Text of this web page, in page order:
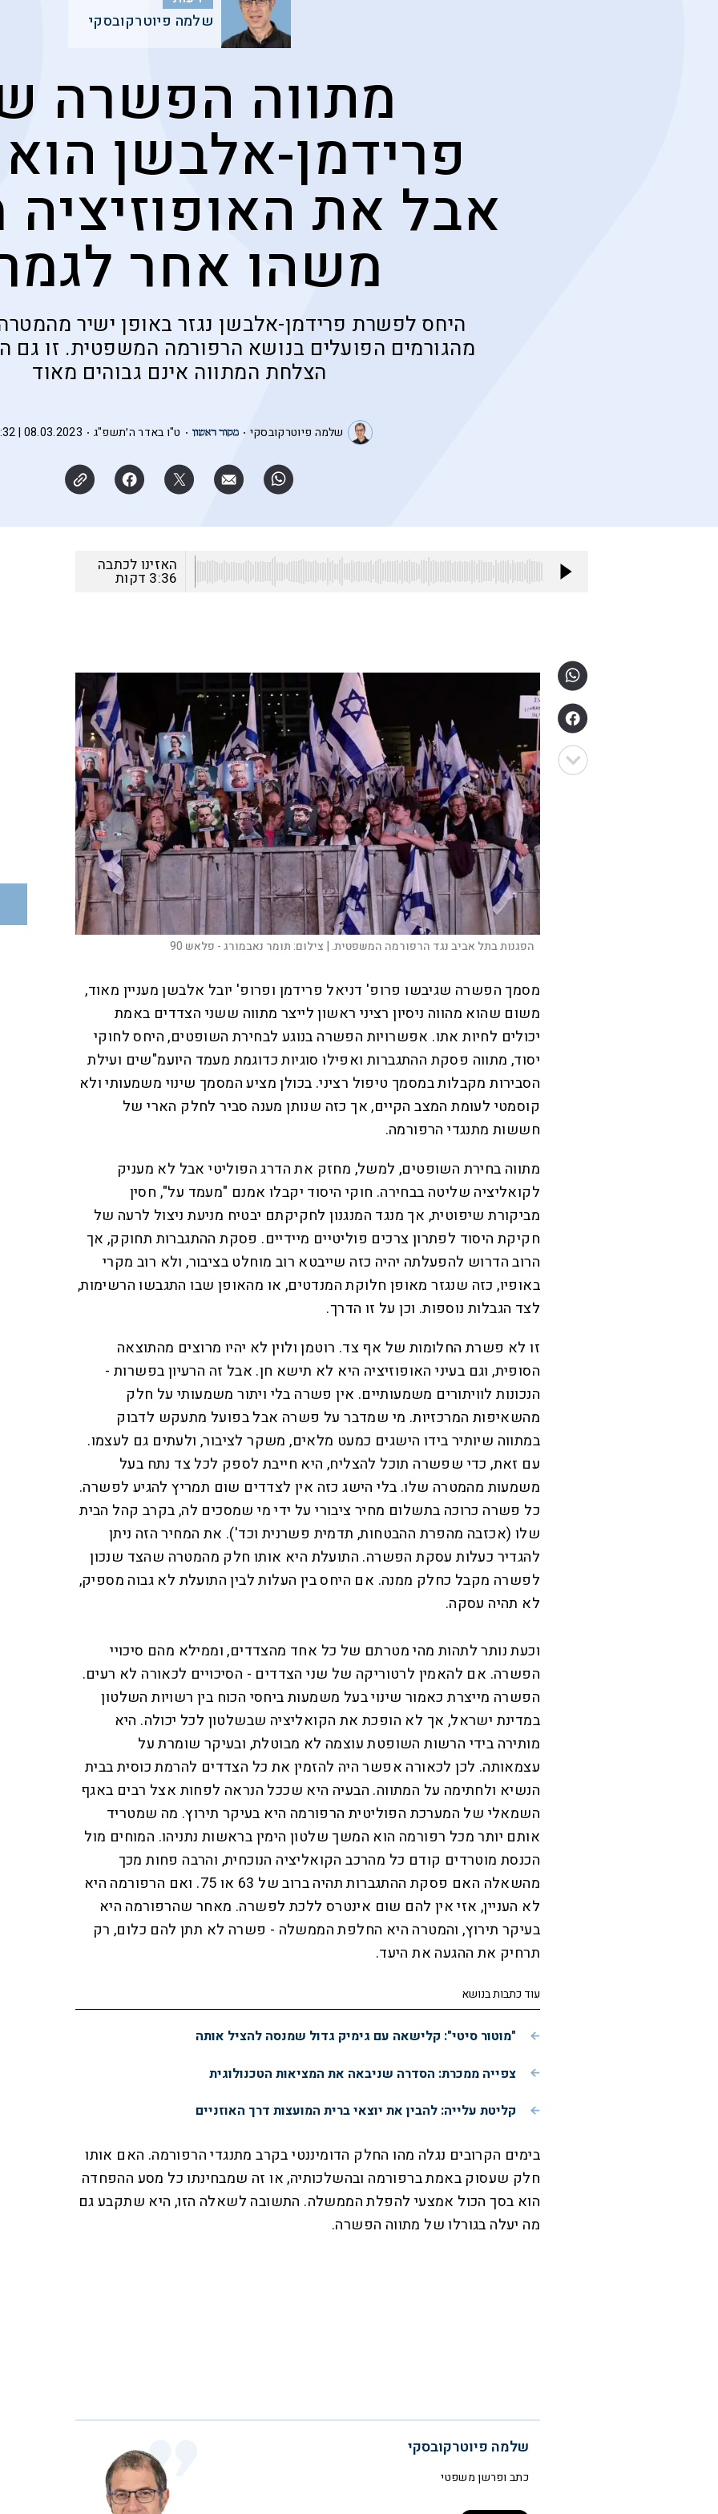
שלמה פיוטרקובסקי
מתווה הפשרה
פרידמן-אלבשן
אבל את האופוזיציה
משהו אחר
היחס לפשרת פרידמן-אלבשן נגזר באופן ישיר
מהגורמים הפועלים בנושא הרפורמה המשפטית. זו גם
הצלחת המתווה אינם גבוהים מאוד
שלמה פיוטרקובסקי ט"ו באדר ה׳תשפ"ג 08.03.2023 | 06:32
האזינו לכתבה
3:36 דקות
הפגנות בתל אביב נגד הרפורמה המשפטית. | צילום:תומר נאבמורג - פלאש 90
מסמך הפשרה שגיבשו פרופ' דניאל פרידמן ופרופ' יובל אלבשן מעניין מאוד,
משום שהוא מהווה ניסיון רציני ראשון לייצר מתווה ששני הצדדים באמת
יכולים לחיות אתו. אפשרויות הפשרה בנוגע לבחירת השופטים, היחס לחוקי
יסוד, מתווה פסקת ההתגברות ואפילו סוגיות כדוגמת מעמד היועמ"שים ועילת
הסבירות מקבלות במסמך טיפול רציני. בכולן מציע המסמך שינוי משמעותי ולא
קוסמטי לעומת המצב הקיים, אך כזה שנותן מענה סביר לחלק הארי של
חששות מתנגדי הרפורמה.
מתווה בחירת השופטים, למשל, מחזק את הדרג הפוליטי אבל לא מעניק
לקואליציה שליטה בבחירה. חוקי היסוד יקבלו אמנם "מעמד על", חסין
מביקורת שיפוטית, אך מנגד המנגנון לחקיקתם יבטיח מניעת ניצול לרעה של
חקיקת היסוד לפתרון צרכים פוליטיים מיידיים. פסקת ההתגברות תחוקק, אך
הרוב הדרוש להפעלתה יהיה כזה שייבטא רוב מוחלט בציבור, ולא רוב מקרי
באופיו, כזה שנגזר מאופן חלוקת המנדטים, או מהאופן שבו התגבשו הרשימות,
לצד הגבלות נוספות. וכן על זו הדרך.
זו לא פשרת החלומות של אף צד. רוטמן ולוין לא יהיו מרוצים מהתוצאה
הסופית, וגם בעיני האופוזיציה היא לא תישא חן. אבל זה הרעיון בפשרות -
הנכונות לוויתורים משמעותיים. אין פשרה בלי ויתור משמעותי על חלק
מהשאיפות המרכזיות. מי שמדבר על פשרה אבל בפועל מתעקש לדבוק
במתווה שיותיר בידו הישגים כמעט מלאים, משקר לציבור, ולעתים גם לעצמו.
עם זאת, כדי שפשרה תוכל להצליח, היא חייבת לספק לכל צד נתח בעל
משמעות מהמטרה שלו. בלי הישג כזה אין לצדדים שום תמריץ להגיע לפשרה.
כל פשרה כרוכה בתשלום מחיר ציבורי על ידי מי שמסכים לה, בקרב קהל הבית
שלו (אכזבה מהפרת ההבטחות, תדמית פשרנית וכד'). את המחיר הזה ניתן
להגדיר כעלות עסקת הפשרה. התועלת היא אותו חלק מהמטרה שהצד שנכון
לפשרה מקבל כחלק ממנה. אם היחס בין העלות לבין התועלת לא גבוה מספיק,
לא תהיה עסקה.
וכעת נותר לתהות מהי מטרתם של כל אחד מהצדדים, וממילא מהם סיכויי
הפשרה. אם להאמין לרטוריקה של שני הצדדים - הסיכויים לכאורה לא רעים.
הפשרה מייצרת כאמור שינוי בעל משמעות ביחסי הכוח בין רשויות השלטון
במדינת ישראל, אך לא הופכת את הקואליציה שבשלטון לכל יכולה. היא
מותירה בידי הרשות השופטת עוצמה לא מבוטלת, ובעיקר שומרת על
עצמאותה. לכן לכאורה אפשר היה להזמין את כל הצדדים להרמת כוסית בבית
הנשיא ולחתימה על המתווה. הבעיה היא שככל הנראה לפחות אצל רבים באגף
השמאלי של המערכת הפוליטית הרפורמה היא בעיקר תירוץ. מה שמטריד
אותם יותר מכל רפורמה הוא המשך שלטון הימין בראשות נתניהו. המוחים מול
הכנסת מוטרדים קודם כל מהרכב הקואליציה הנוכחית, והרבה פחות מכך
מהשאלה האם פסקת ההתגברות תהיה ברוב של 63 או 75. ואם הרפורמה היא
לא העניין, אזי אין להם שום אינטרס ללכת לפשרה. מאחר שהרפורמה היא
בעיקר תירוץ, והמטרה היא החלפת הממשלה - פשרה לא תתן להם כלום, רק
תרחיק את ההגעה את היעד.
עוד כתבות בנושא
"מוטור סיטי": קלישאה עם גימיק גדול שמנסה להציל אותה
צפייה ממכרת: הסדרה שניבאה את המציאות הטכנולוגית
קליטת עלייה: להבין את יוצאי ברית המועצות דרך האוזניים
בימים הקרובים נגלה מהו החלק הדומיננטי בקרב מתנגדי הרפורמה. האם אותו
חלק שעסוק באמת ברפורמה ובהשלכותיה, או זה שמבחינתו כל מסע ההפחדה
הוא בסך הכול אמצעי להפלת הממשלה. התשובה לשאלה הזו, היא שתקבע גם
מה יעלה בגורלו של מתווה הפשרה.
שלמה פיוטרקובסקי
כתב ופרשן משפטי